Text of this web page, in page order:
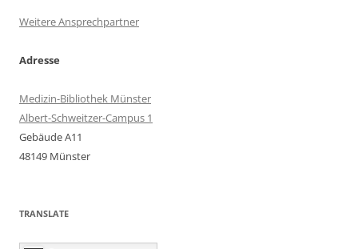
Weitere Ansprechpartner
Adresse
Medizin-Bibliothek Münster
Albert-Schweitzer-Campus 1
Gebäude A11
48149 Münster
TRANSLATE